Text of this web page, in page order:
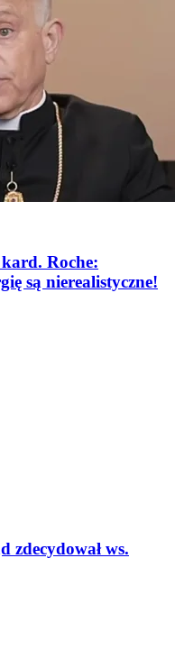
Roche:
są nierealistyczne!
zdecydował ws.